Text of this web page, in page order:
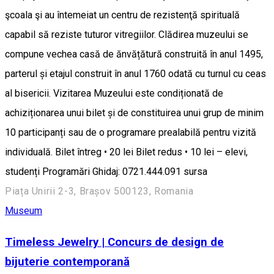
şcoala şi au întemeiat un centru de rezistenţă spirituală
capabil să reziste tuturor vitregiilor. Clădirea muzeului se
compune vechea casă de ănvățătură construită în anul 1495,
parterul și etajul construit în anul 1760 odată cu turnul cu ceas
al bisericii. Vizitarea Muzeului este condiționată de
achiziționarea unui bilet și de constituirea unui grup de minim
10 participanți sau de o programare prealabilă pentru vizită
individuală. Bilet întreg • 20 lei Bilet redus • 10 lei – elevi,
studenți Programări Ghidaj: 0721.444.091 sursa
Piața Unirii 2-3, Brașov 500123, Romania
Museum
Timeless Jewelry | Concurs de design de
bijuterie contemporană